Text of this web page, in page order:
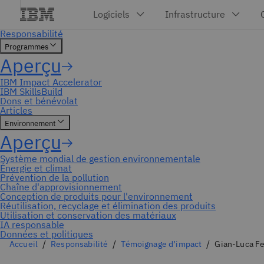
Accueil Responsabilité Témoignage d’impact Gian-Luca